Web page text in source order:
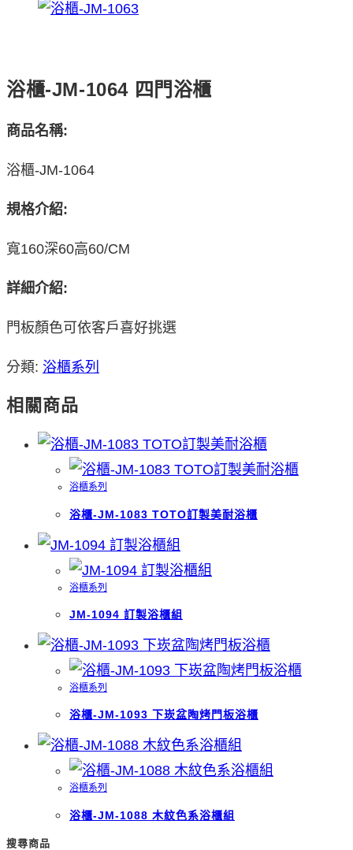
浴櫃-JM-1064 四門浴櫃
商品名稱:
浴櫃-JM-1064
規格介紹:
寬160深60高60/CM
詳細介紹:
門板顏色可依客戶喜好挑選
分類: 浴櫃系列
相關商品
浴櫃系列
浴櫃-JM-1083 TOTO訂製美耐浴櫃
浴櫃系列
JM-1094 訂製浴櫃組
浴櫃系列
浴櫃-JM-1093 下崁盆陶烤門板浴櫃
浴櫃系列
浴櫃-JM-1088 木紋色系浴櫃組
搜尋商品